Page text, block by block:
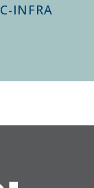
C-INFRA